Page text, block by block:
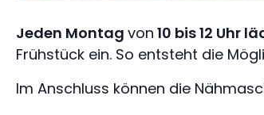
Jeden Montag von 10 bis 12 Uhr
Frühstück ein. So entsteht die
Im Anschluss können die